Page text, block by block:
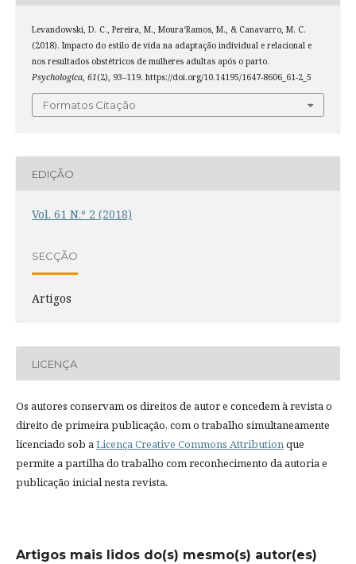
Levandowski, D. C., Pereira, M., Moura­‘Ramos, M., & Canavarro, M. C.
(2018). Impacto do estilo de vida na adaptação individual e relacional e
nos resultados obstétricos de mulheres adultas após o parto.
Psychologica, 61(2), 93–119. https://doi.org/10.14195/1647-8606_61-2_5
Formatos Citação
EDIÇÃO
Vol. 61 N.º 2 (2018)
SECÇÃO
Artigos
LICENÇA
Os autores conservam os direitos de autor e concedem à revista o
direito de primeira publicação, com o trabalho simultaneamente
licenciado sob aLicença Creative Commons Attributionque
permite a partilha do trabalho com reconhecimento da autoria e
publicação inicial nesta revista.
Artigos mais lidos do(s) mesmo(s) autor(es)